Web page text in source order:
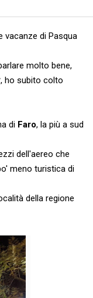
vacanze di Pasqua
molto bene,
, ho subito colto
di Faro, la più a sud
dell'aereo che
meno turistica di
della regione